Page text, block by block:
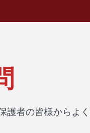
者の皆様からよ